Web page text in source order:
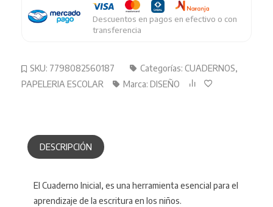
SKU: 7798082560187 Categorías: CUADERNOS,
PAPELERIA ESCOLAR
Marca: DISEÑO
Descuentos en pagos en efectivo o con
transferencia
DESCRIPCIÓN
El Cuaderno Inicial, es una herramienta esencial para el
aprendizaje de la escritura en los niños.